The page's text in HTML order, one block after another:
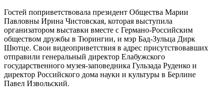
Гостей поприветствовала президент Общества Марии
Павловны Ирина Чистовская, которая выступила
организатором выставки вместе с Германо-Российским
обществом дружбы в Тюрингии, и мэр Бад-Зульца Дирк
Шютце. Свои видеоприветствия в адрес присутствовавших
отправили генеральный директор Елабужского
государственного музея-заповедника Гульзада Руденко и
директор Российского дома науки и культуры в Берлине
Павел Извольский.